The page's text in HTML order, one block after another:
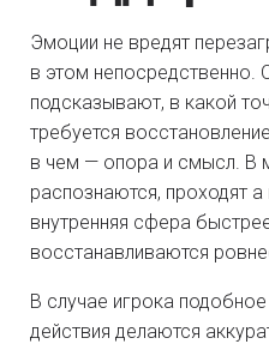
Эмоции не вредят
в этом непосредственно.
подсказывают, в какой
требуется
в чем — опора и смысл. В
распознаются, проходят
внутренняя сфера
восстанавливаются
В случае игрока
действия делаются